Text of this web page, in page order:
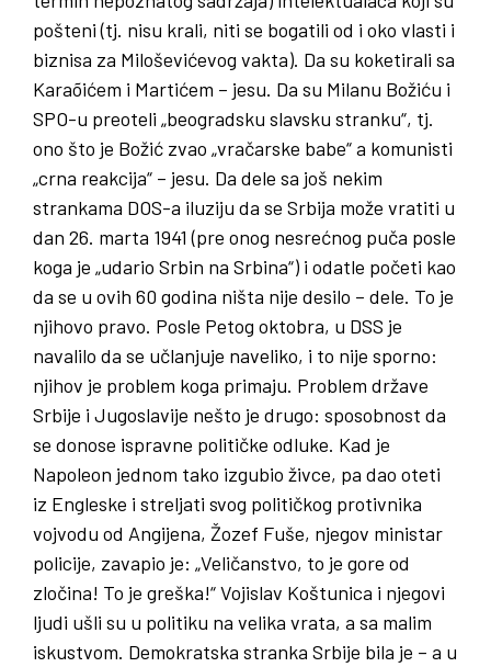
pošteni (tj. nisu krali, niti se bogatili od i oko vlasti i
biznisa za Miloševićevog vakta). Da su koketirali sa
Karaõićem i Martićem – jesu. Da su Milanu Božiću i
SPO-u preoteli „beogradsku slavsku stranku“, tj.
ono što je Božić zvao „vračarske babe“ a komunisti
„crna reakcija“ – jesu. Da dele sa još nekim
strankama DOS-a iluziju da se Srbija može vratiti u
dan 26. marta 1941 (pre onog nesrećnog puča posle
koga je „udario Srbin na Srbina“) i odatle početi kao
da se u ovih 60 godina ništa nije desilo – dele. To je
njihovo pravo. Posle Petog oktobra, u DSS je
navalilo da se učlanjuje naveliko, i to nije sporno:
njihov je problem koga primaju. Problem države
Srbije i Jugoslavije nešto je drugo: sposobnost da
se donose ispravne političke odluke. Kad je
Napoleon jednom tako izgubio živce, pa dao oteti
iz Engleske i streljati svog političkog protivnika
vojvodu od Angijena, Žozef Fuše, njegov ministar
policije, zavapio je: „Veličanstvo, to je gore od
zločina! To je greška!“ Vojislav Koštunica i njegovi
ljudi ušli su u politiku na velika vrata, a sa malim
iskustvom. Demokratska stranka Srbije bila je – a u